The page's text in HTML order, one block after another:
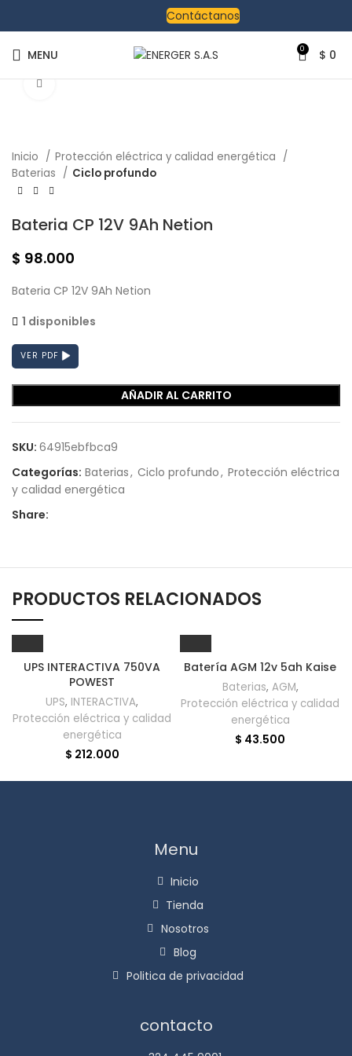
Contáctanos
MENU 0 $ 0
Click to enlarge
Inicio
Protección eléctrica y calidad energética
Baterias
Ciclo profundo
Bateria CP 12V 9Ah Netion
$ 98.000
Bateria CP 12V 9Ah Netion
1 disponibles
VER PDF
AÑADIR AL CARRITO
SKU: 64915ebfbca9
Categorías: Baterias, Ciclo profundo, Protección eléctrica
y calidad energética
Share:
PRODUCTOS RELACIONADOS
UPS INTERACTIVA 750VA
POWEST
UPS, INTERACTIVA,
Protección eléctrica y calidad
energética
$ 212.000
Batería AGM 12v 5ah Kaise
Baterias, AGM,
Protección eléctrica y calidad
energética
$ 43.500
Menu
Inicio
Tienda
Nosotros
Blog
Politica de privacidad
contacto